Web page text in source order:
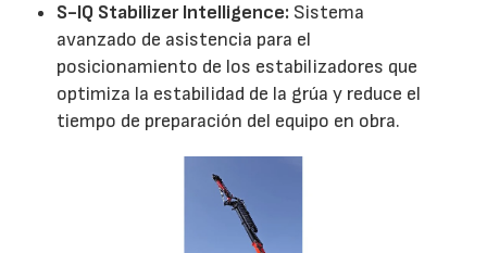
S-IQ Stabilizer Intelligence: Sistema
avanzado de asistencia para el
posicionamiento de los estabilizadores que
optimiza la estabilidad de la grúa y reduce el
tiempo de preparación del equipo en obra.